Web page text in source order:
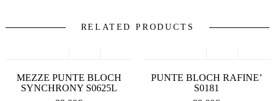
RELATED PRODUCTS
MEZZE PUNTE BLOCH
SYNCHRONY S0625L
PUNTE BLOCH RAFINE’
S0181